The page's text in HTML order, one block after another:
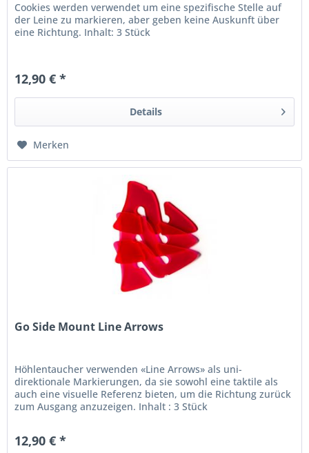
Cookies werden verwendet um eine spezifische Stelle auf
der Leine zu markieren, aber geben keine Auskunft über
eine Richtung. Inhalt: 3 Stück
12,90 € *
Details
Merken
Go Side Mount Line Arrows
Höhlentaucher verwenden «Line Arrows» als uni-
direktionale Markierungen, da sie sowohl eine taktile als
auch eine visuelle Referenz bieten, um die Richtung zurück
zum Ausgang anzuzeigen. Inhalt : 3 Stück
12,90 € *